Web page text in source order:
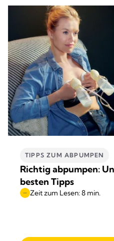
TIPPS ZUM ABPUMPEN
Richtig abpumpen:
besten Tipps
Zeit zum Lesen: 8 min.